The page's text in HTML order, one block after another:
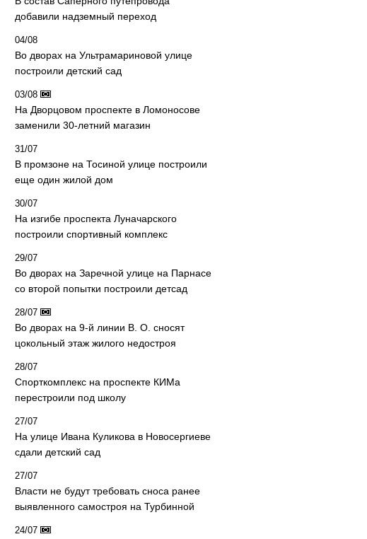
добавили надземный переход
04/08
Во дворах на Ультрамариновой улице
построили детский сад
03/08
На Дворцовом проспекте в Ломоносове
заменили 30-летний магазин
31/07
В промзоне на Тосиной улице построили
еще один жилой дом
30/07
На изгибе проспекта Луначарского
построили спортивный комплекс
29/07
Во дворах на Заречной улице на Парнасе
со второй попытки построили детсад
28/07
Во дворах на 9-й линии В. О. сносят
цокольный этаж жилого недостроя
28/07
Спорткомплекс на проспекте КИМа
перестроили под школу
27/07
На улице Ивана Куликова в Новосергиеве
сдали детский сад
27/07
Власти не будут требовать сноса ранее
выявленного самостроя на Турбинной
24/07